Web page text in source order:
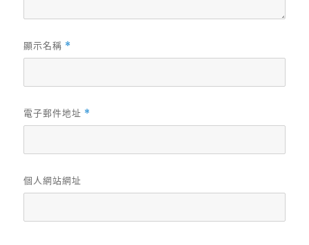
顯示名稱 *
電子郵件地址 *
個人網站網址